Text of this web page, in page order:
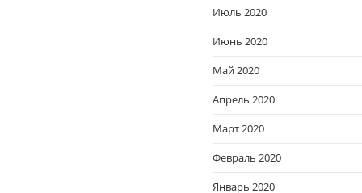
Июль 2020
Июнь 2020
Май 2020
Апрель 2020
Март 2020
Февраль 2020
Январь 2020